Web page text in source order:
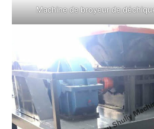
Machine de broyeur de